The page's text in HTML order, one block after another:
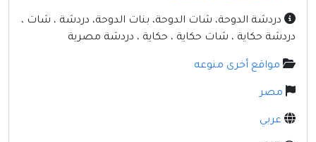
الأسرة والترفيه
كمبيوتر وبرامج
دردشة الدوحة، شات الدوحة، بنات الدوحة، دردشة ، شات ،
دردشة حكاية ، شات حكاية ، حكاية ، دردشة مصرية
مواقع أخرى منوعه
مصر
عربي